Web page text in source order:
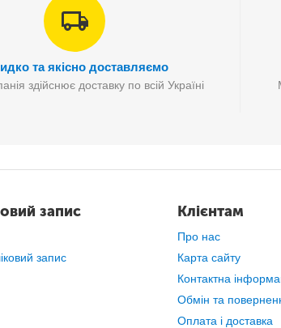
та якісно доставляємо
здійснює доставку по всій Україні
запис
запис
Клієнтам
Про нас
Карта сайту
Контактна
Обмін та
Оплата і доставка